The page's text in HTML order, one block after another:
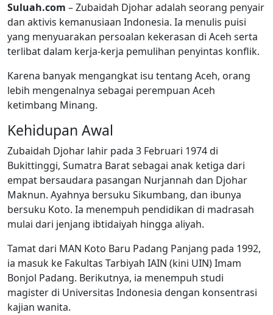
Suluah.com – Zubaidah Djohar adalah seorang penyair
dan aktivis kemanusiaan Indonesia. Ia menulis puisi
yang menyuarakan persoalan kekerasan di Aceh serta
terlibat dalam kerja-kerja pemulihan penyintas konflik.
Karena banyak mengangkat isu tentang Aceh, orang
lebih mengenalnya sebagai perempuan Aceh
ketimbang Minang.
Kehidupan Awal
Zubaidah Djohar lahir pada 3 Februari 1974 di
Bukittinggi, Sumatra Barat sebagai anak ketiga dari
empat bersaudara pasangan Nurjannah dan Djohar
Maknun. Ayahnya bersuku Sikumbang, dan ibunya
bersuku Koto. Ia menempuh pendidikan di madrasah
mulai dari jenjang ibtidaiyah hingga aliyah.
Tamat dari MAN Koto Baru Padang Panjang pada 1992,
ia masuk ke Fakultas Tarbiyah IAIN (kini UIN) Imam
Bonjol Padang. Berikutnya, ia menempuh studi
magister di Universitas Indonesia dengan konsentrasi
kajian wanita.